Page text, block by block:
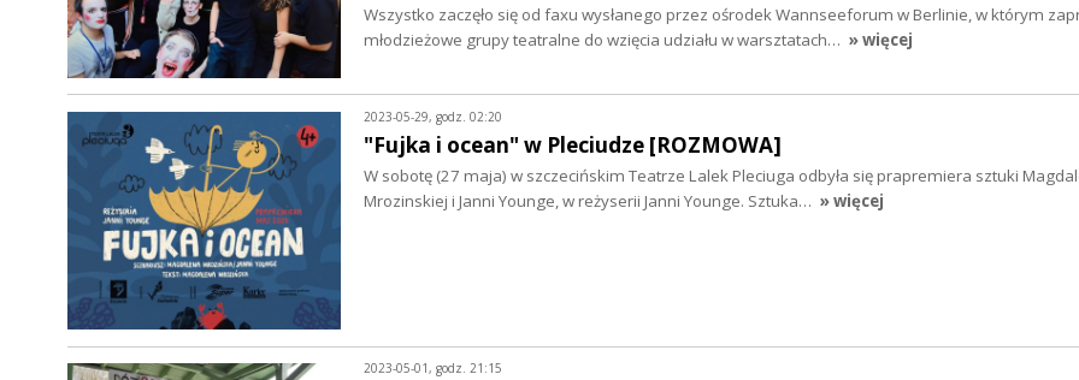
Wszystko zaczęło się od faxu wysłanego przez ośrodek Wannseeforum w Berlinie, w którym
młodzieżowe grupy teatralne do wzięcia udziału w warsztatach… » więcej
2023-05-29, godz. 02:20
"Fujka i ocean" w Pleciudze [ROZMOWA]
W sobotę (27 maja) w szczecińskim Teatrze Lalek Pleciuga odbyła się prapremiera sztuki
Mrozinskiej i Janni Younge, w reżyserii Janni Younge. Sztuka… » więcej
2023-05-01, godz. 21:15